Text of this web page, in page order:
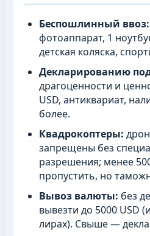
Беспошлинный ввоз:
фотоаппарат, 1
детская коляска,
Декларированию
драгоценности и
USD, антиквариат,
более.
Квадрокоптеры:
запрещены без
разрешения; менее
пропустить, но
Вывоз валюты: без
вывезти до 5000 USD
лирах). Свыше —